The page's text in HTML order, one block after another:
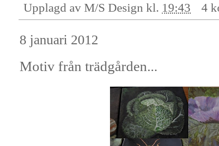
Upplagd av M/S Design kl. 19:43 4
8 januari 2012
Motiv från trädgården...